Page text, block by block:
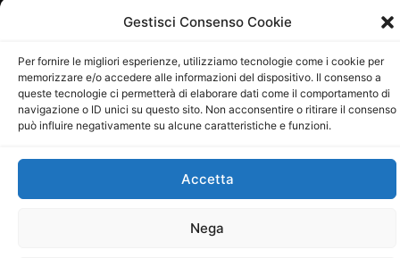
Gestisci Consenso Cookie
Per fornire le migliori esperienze, utilizziamo tecnologie come i cookie per
memorizzare e/o accedere alle informazioni del dispositivo. Il consenso a
queste tecnologie ci permetterà di elaborare dati come il comportamento di
navigazione o ID unici su questo sito. Non acconsentire o ritirare il consenso
può influire negativamente su alcune caratteristiche e funzioni.
Accetta
Nega
Sito gestito daLa Digitale srl–info@ladigitale.it